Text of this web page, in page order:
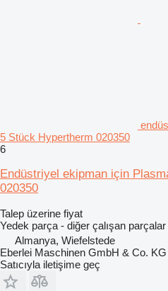
5 Stück Hypertherm 020350
6
Endüstriyel ekipman için
020350
Talep üzerine fiyat
Yedek parça - diğer çalışan parçalar
Almanya, Wiefelstede
Eberlei Maschinen GmbH & Co. KG
Satıcıyla iletişime geç